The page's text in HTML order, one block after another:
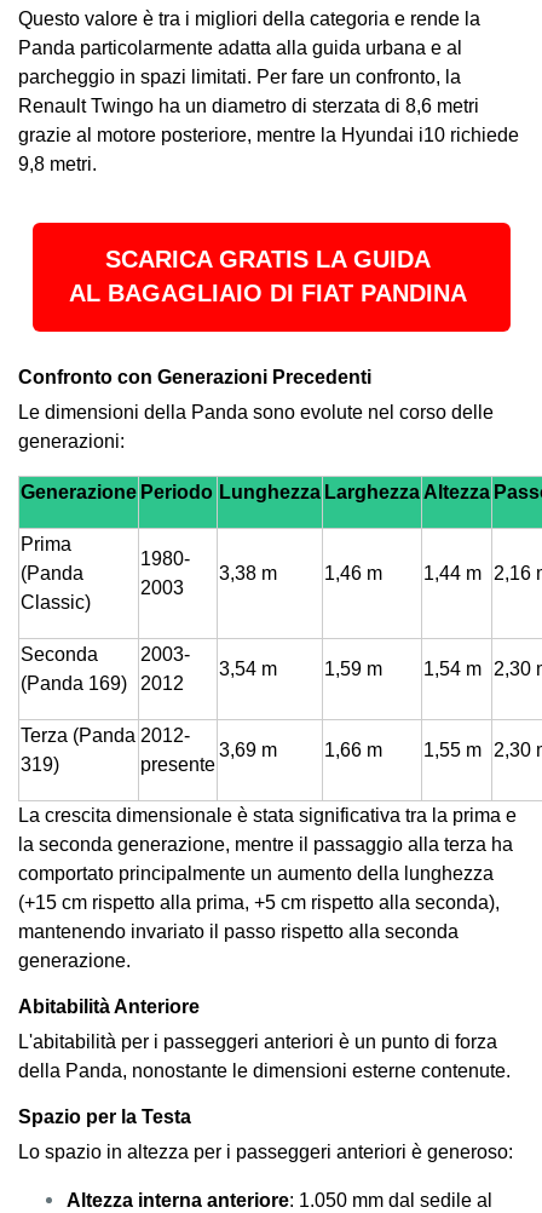
Questo valore è tra i migliori della categoria e rende la
Panda particolarmente adatta alla guida urbana e al
parcheggio in spazi limitati. Per fare un confronto, la
Renault Twingo ha un diametro di sterzata di 8,6 metri
grazie al motore posteriore, mentre la Hyundai i10 richiede
9,8 metri.
SCARICA GRATIS LA GUIDA
AL BAGAGLIAIO DI FIAT PANDINA
Confronto con Generazioni Precedenti
Le dimensioni della Panda sono evolute nel corso delle
generazioni:
Generazione Periodo Lunghezza Larghezza Altezza
Prima
(Panda
Classic)
1980-
2003
3,38 m 1,46 m 1,44 m 2,16
Seconda
(Panda 169)
2003-
2012
3,54 m 1,59 m 1,54 m 2,30
Terza (Panda
319)
2012-
presente
3,69 m 1,66 m 1,55 m 2,30
La crescita dimensionale è stata significativa tra la prima e
la seconda generazione, mentre il passaggio alla terza ha
comportato principalmente un aumento della lunghezza
(+15 cm rispetto alla prima, +5 cm rispetto alla seconda),
mantenendo invariato il passo rispetto alla seconda
generazione.
Abitabilità Anteriore
L'abitabilità per i passeggeri anteriori è un punto di forza
della Panda, nonostante le dimensioni esterne contenute.
Spazio per la Testa
Lo spazio in altezza per i passeggeri anteriori è generoso:
Altezza interna anteriore: 1.050 mm dal sedile al